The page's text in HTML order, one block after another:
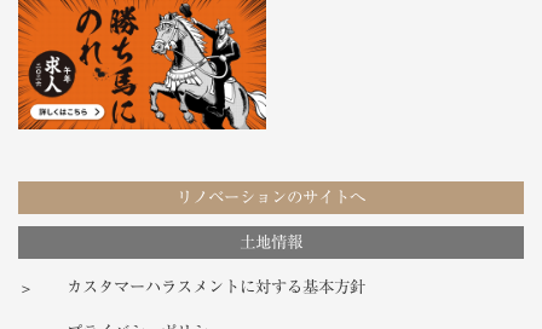
リノベーションのサイトへ
土地情報
カスタマーハラスメントに対する基本方針